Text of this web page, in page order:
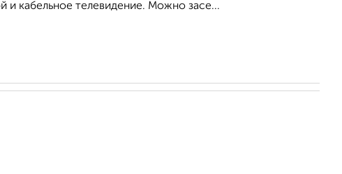
и кабельное телевидение. Можно засе...